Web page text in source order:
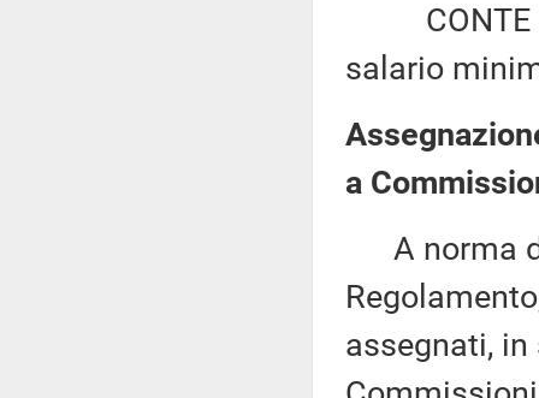
CONTE
salario
a
A norma
assegnati,